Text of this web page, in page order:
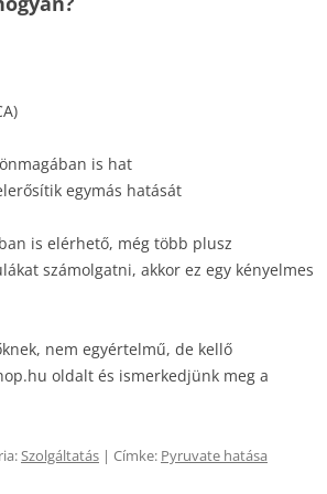
is hat
egymás hatását
is elérhető, még több plusz
számolgatni, akkor ez egy kényelmes
nem egyértelmű, de kellő
oldalt és ismerkedjünk meg a
Szolgáltatás | Címke: Pyruvate hatása